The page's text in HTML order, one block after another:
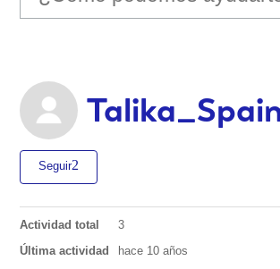
Seguir
Actividad total
3
Última actividad
hace 10 años